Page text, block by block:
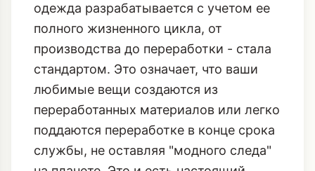
одежда разрабатывается с учетом ее
полного жизненного цикла, от
производства до переработки - стала
стандартом. Это означает, что ваши
любимые вещи создаются из
переработанных материалов или легко
поддаются переработке в конце срока
службы, не оставляя "модного следа"